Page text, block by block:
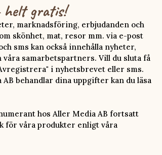
helt gratis!
marknadsföring, erbjudanden och
skönhet, mat, resor mm. via e-post
sms kan också innehålla nyheter,
samarbetspartners. Vill du sluta få
i nyhetsbrevet eller sms.
behandlar dina uppgifter kan du läsa
hos Aller Media AB fortsatt
för våra produkter enligt våra